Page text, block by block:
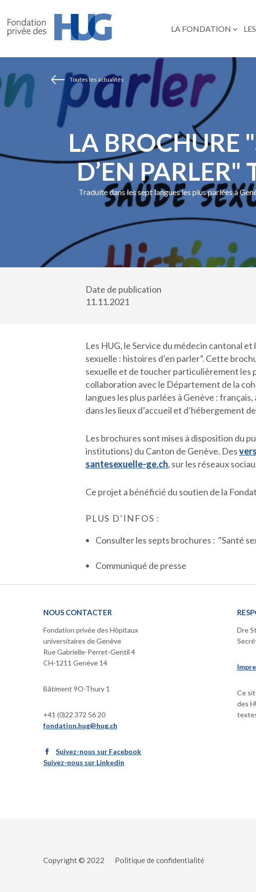
au
contenu
LA FONDATION
Toutes les actualités
LA BROCHURE
D’EN PARLER"
Traduite dans les sept langues les plus parlées à
Date de publication
11.11.2021
Les HUG, le Service du médecin cantonal
sexuelle : histoires d’en parler”. Cette
sexuelle et de toucher particulièrement les
collaboration avec le Département de la
langues les plus parlées à Genève :
dans les lieux d’accueil et d’hébergement
Les brochures sont mises à disposition du
institutions) du Canton de Genève. Des
santesexuelle-ge.ch, sur les réseaux
Ce projet a bénéficié du soutien de la
PLUS D'INFOS :
Consulter les septs brochures : "Santé
Communiqué de presse
NOUS CONTACTER
Fondation privée des Hôpitaux
universitaires de Genève
Rue Gabrielle-Perret-Gentil 4
CH-1211 Genève 14
Bâtiment 9O-Thury 1
+41 (0)22 372 56 20
fondation.hug@hug.ch
Suivez-nous sur Facebook
Suivez-nous sur Linkedin
Dre
Ce
des
Copyright © 2022 Politique de confidentialité